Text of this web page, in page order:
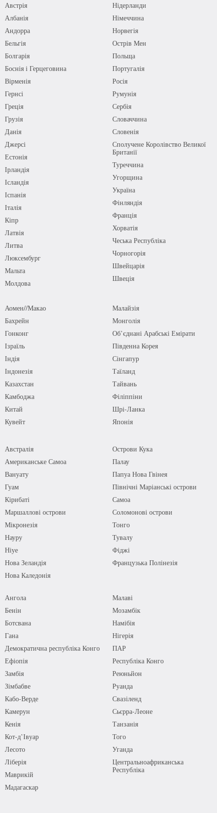
Австрія
Албанія
Андорра
Бельгія
Болгарія
Боснія і Герцеговина
Вірменія
Гернсі
Греція
Грузія
Данія
Джерсі
Естонія
Ірландія
Ісландія
Іспанія
Італія
Кіпр
Латвія
Литва
Люксембург
Мальта
Молдова
Нідерланди
Німеччина
Норвегія
Острів Мен
Польща
Португалія
Росія
Румунія
Сербія
Словаччина
Словенія
Сполучене Королівство Великої
Британії
Туреччина
Угорщина
Україна
Фінляндія
Франція
Хорватія
Чеська Республіка
Чорногорія
Швейцарія
Швеція
Аомен//Макао
Бахрейн
Гонконг
Ізраїль
Індія
Індонезія
Казахстан
Камбоджа
Китай
Кувейт
Малайзія
Монголія
Об’єднані Арабські Емірати
Південна Корея
Сінгапур
Таїланд
Тайвань
Філіппіни
Шрі-Ланка
Японія
Австралія
Американське Самоа
Вануату
Гуам
Кірибаті
Маршаллові острови
Мікронезія
Науру
Ніуе
Нова Зеландія
Нова Каледонія
Острови Кука
Палау
Папуа Нова Гвінея
Північні Маріанські острови
Самоа
Соломонові острови
Тонго
Тувалу
Фіджі
Французька Полінезія
Ангола
Бенін
Ботсвана
Гана
Демократична республіка Конго
Ефіопія
Замбія
Зімбабве
Кабо-Верде
Камерун
Кенія
Кот-д’Івуар
Лесото
Ліберія
Маврикій
Мадагаскар
Малаві
Мозамбік
Намібія
Нігерія
ПАР
Республіка Конго
Реюньйон
Руанда
Свазіленд
Сьєрра-Леоне
Танзанія
Того
Уганда
Центральноафриканська
Республіка